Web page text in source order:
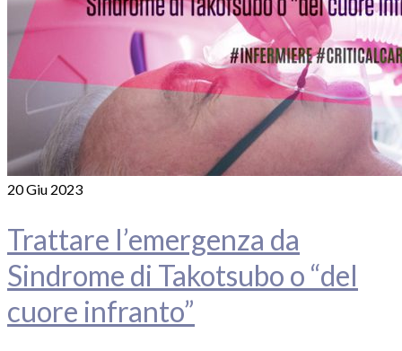
20Giu 2023
Trattare l’emergenza da
Sindrome di Takotsubo o “del
cuore infranto”